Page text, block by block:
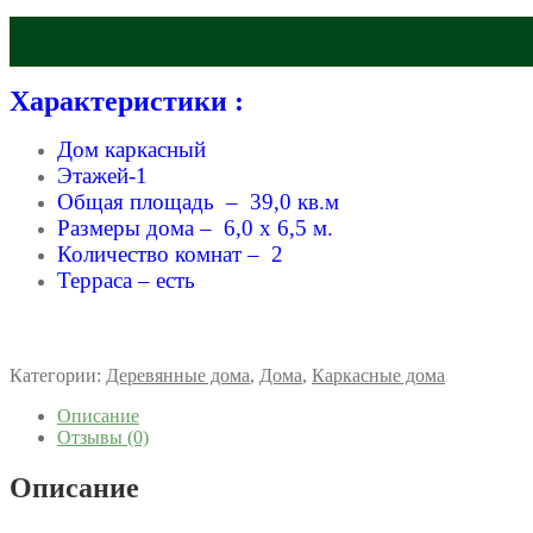
Характеристики :
Дом каркасный
Этажей-1
Общая площадь – 39,0 кв.м
Размеры дома – 6,0 x 6,5 м.
Количество комнат – 2
Терраса – есть
Категории: Деревянные дома, Дома, Каркасные дома
Описание
Отзывы (0)
Описание